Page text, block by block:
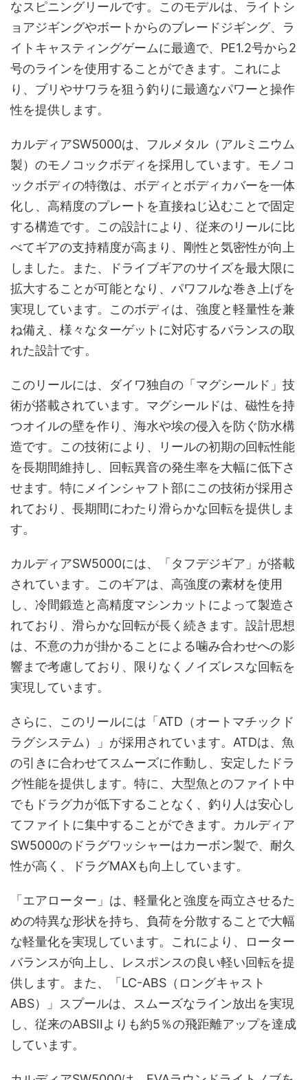
なスピニングリールです。このモデルは、ライトシ
ョアジギングやボートからのブレードジギング、ラ
イトキャスティングゲームに最適で、PE1.2号から2
号のラインを使用することができます。これによ
り、ブリやサワラを狙う釣りに最適なパワーと操作
性を提供します。
カルディアSW5000は、フルメタル（アルミニウム
製）のモノコックボディを採用しています。モノコ
ックボディの特徴は、ボディとボディカバーを一体
化し、高精度のプレートを直接ねじ込むことで固定
する構造です。この設計により、従来のリールに比
べてギアの支持精度が高まり、剛性と気密性が向上
しました。また、ドライブギアのサイズを最大限に
拡大することが可能となり、パワフルな巻き上げを
実現しています。このボディは、強度と軽量性を兼
ね備え、様々なターゲットに対応するバランスの取
れた設計です。
このリールには、ダイワ独自の「マグシールド」技
術が搭載されています。マグシールドは、磁性を持
つオイルの壁を作り、海水や埃の侵入を防ぐ防水構
造です。この技術により、リールの初期の回転性能
を長期間維持し、回転異音の発生率を大幅に低下さ
せます。特にメインシャフト部にこの技術が採用さ
れており、長期間にわたり滑らかな回転を提供しま
す。
カルディアSW5000には、「タフデジギア」が搭載
されています。このギアは、高強度の素材を使用
し、冷間鍛造と高精度マシンカットによって製造さ
れており、滑らかな回転が長く続きます。設計思想
は、不意の力が掛かることによる噛み合わせへの影
響まで考慮しており、限りなくノイズレスな回転を
実現しています。
さらに、このリールには「ATD（オートマチックド
ラグシステム）」が採用されています。ATDは、魚
の引きに合わせてスムーズに作動し、安定したドラ
グ性能を提供します。特に、大型魚とのファイト中
でもドラグ力が低下することなく、釣り人は安心し
てファイトに集中することができます。カルディア
SW5000のドラグワッシャーはカーボン製で、耐久
性が高く、ドラグMAXも向上しています。
「エアローター」は、軽量化と強度を両立させるた
めの特異な形状を持ち、負荷を分散することで大幅
な軽量化を実現しています。これにより、ローター
バランスが向上し、レスポンスの良い軽い回転を提
供します。また、「LC-ABS（ロングキャスト
ABS）」スプールは、スムーズなライン放出を実現
し、従来のABSIIよりも約5％の飛距離アップを達成
しています。